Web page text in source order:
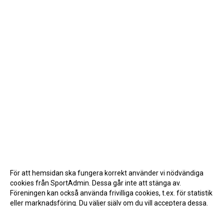
För att hemsidan ska fungera korrekt använder vi nödvändiga
cookies från SportAdmin. Dessa går inte att stänga av.
Föreningen kan också använda frivilliga cookies, t.ex. för statistik
eller marknadsföring. Du väljer själv om du vill acceptera dessa.